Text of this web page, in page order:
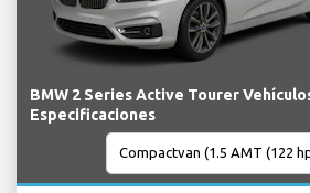
BMW 2 Series Active Tourer
Especificaciones